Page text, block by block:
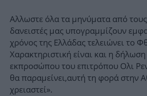
Αλλωστε όλα τα μηνύματα από τους
δανειστές μας υπογραμμίζουν
χρόνος της Ελλάδας τελειώνει το
Χαρακτηριστική είναι και η
εκπροσώπου του επιτρόπου Ολι
θα παραμείνει,αυτή τη φορά στην
χρειαστεί».